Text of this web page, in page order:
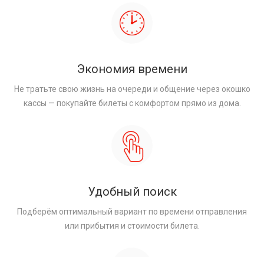
Экономия времени
Не тратьте свою жизнь на очереди и общение через окошко
кассы — покупайте билеты с комфортом прямо из дома.
Удобный поиск
Подберём оптимальный вариант по времени отправления
или прибытия и стоимости билета.